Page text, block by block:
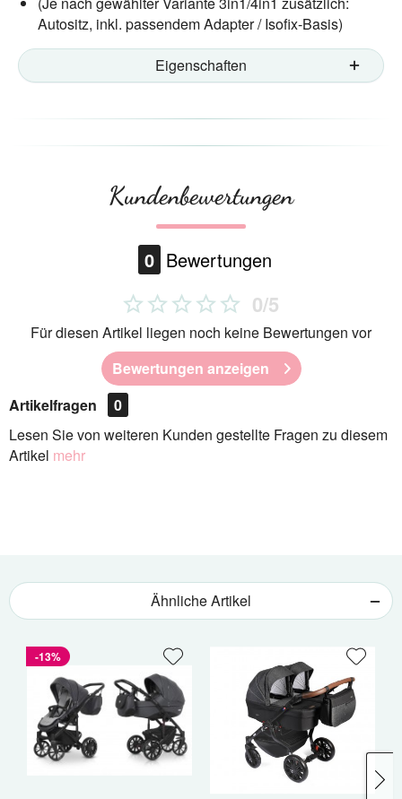
Autositz, inkl. passendem Adapter / Isofix-Basis)
Eigenschaften
Kundenbewertungen
0 Bewertungen
0/5
Für diesen Artikel liegen noch keine Bewertungen vor
Bewertungen anzeigen
Artikelfragen
0
Lesen Sie von weiteren Kunden gestellte Fragen zu diesem
Artikel mehr
Ähnliche Artikel
-13%